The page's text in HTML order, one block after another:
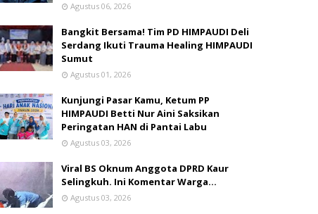
Agustus 06, 2026
Bangkit Bersama! Tim PD HIMPAUDI Deli
Serdang Ikuti Trauma Healing HIMPAUDI
Sumut
Agustus 01, 2026
Kunjungi Pasar Kamu, Ketum PP
HIMPAUDI Betti Nur Aini Saksikan
Peringatan HAN di Pantai Labu
Agustus 03, 2026
Viral BS Oknum Anggota DPRD Kaur
Selingkuh. Ini Komentar Warga…
Agustus 03, 2026